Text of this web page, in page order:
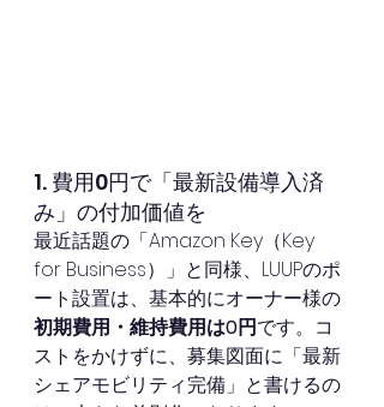
1. 費用0円で「最新設備導入済
み」の付加価値を
最近話題の「Amazon Key（Key
for Business）」と同様、LUUPのポ
ート設置は、基本的にオーナー様の
初期費用・維持費用は0円です。コ
ストをかけずに、募集図面に「最新
シェアモビリティ完備」と書けるの